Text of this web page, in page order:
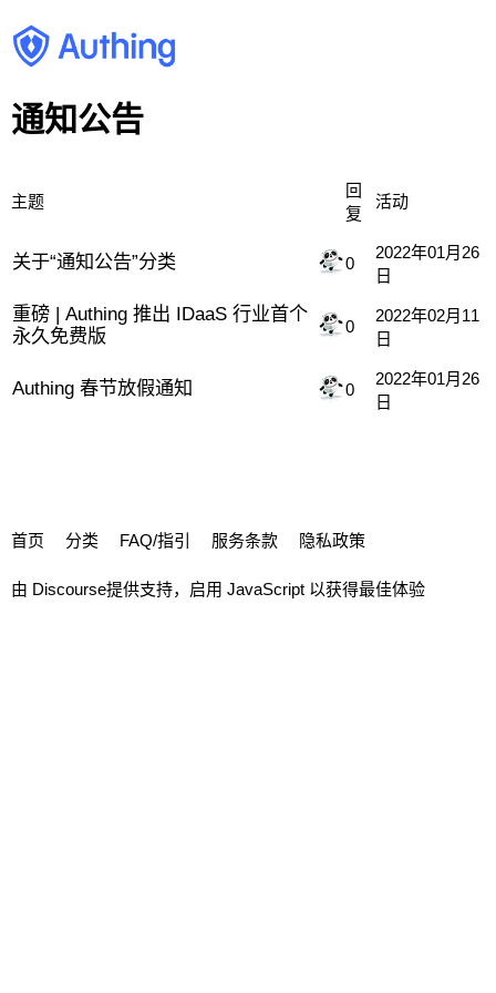
通知公告
主题
回
复
活动
关于“通知公告”分类 0
2022年01月26
日
重磅 | Authing 推出 IDaaS 行业首个
永久免费版
0
2022年02月11
日
Authing 春节放假通知 0
2022年01月26
日
首页 分类 FAQ/指引 服务条款 隐私政策
由 Discourse提供支持，启用 JavaScript 以获得最佳体验